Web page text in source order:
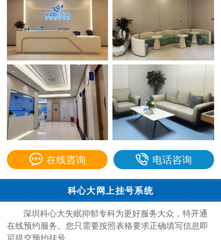
在线咨询 电话咨询
科心大网上挂号系统
深圳科心大失眠抑郁专科为更好服务大众，特开通
在线预约服务。您只需要按照表格要求正确填写信息即
可提交预约挂号。